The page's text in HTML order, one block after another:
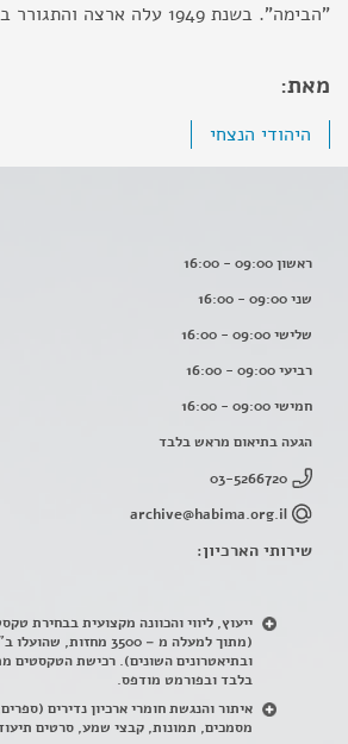
"הבימה". בשנת 1949 עלה ארצה והתגורר בחיפה עד מותו.
מאת:
היהודי הנצחי
ראשון 09:00 - 16:00
שני 09:00 - 16:00
שלישי 09:00 - 16:00
רביעי 09:00 - 16:00
חמישי 09:00 - 16:00
הגעה בתיאום מראש בלבד
03-5266720
archive@habima.org.il
שירותי הארכיון:
ייעוץ, ליווי והכוונה מקצועית בבחירת
(מתוך למעלה מ – 3500 מחזות,
ובתיאטרונים השונים). רכישת הטקסטים
בלבד ובפורמט מודפס.
איתור והנגשת חומרי ארכיון נדירים (
מסמכים, תמונות, קבצי שמע, סרטים